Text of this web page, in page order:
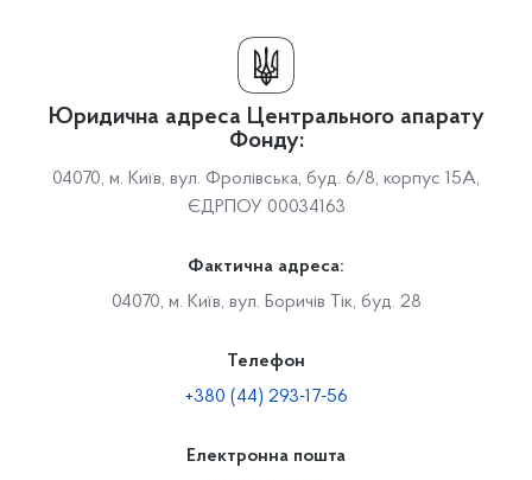
Юридична адреса Центрального апарату
Фонду:
04070, м. Київ, вул. Фролівська, буд. 6/8, корпус 15А,
ЄДРПОУ 00034163
Фактична адреса:
04070, м. Київ, вул. Боричів Тік, буд. 28
Телефон
+380 (44) 293-17-56
Електронна пошта